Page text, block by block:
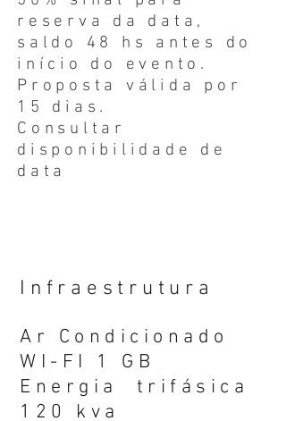
reserva da data,
saldo 48 hs antes do
início do evento.
Proposta válida por
15 dias.
Consultar
disponibilidade de
data
Infraestrutura
Ar Condicionado
WI-FI 1 GB
Energia trifásica
120 kva